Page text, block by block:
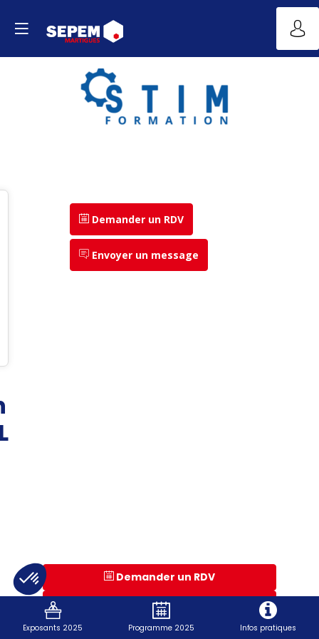
Demander un RDV
Envoyer un message
Demander un RDV
Envoyer un message
Exposants 2025 Programme 2025 Infos pratiques